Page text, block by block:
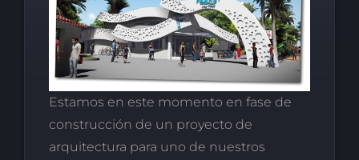
Estamos en este momento en fase de
construcción de un proyecto de
arquitectura para uno de nuestros